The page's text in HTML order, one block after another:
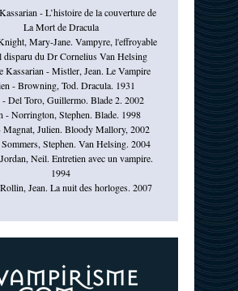
- L’histoire de la couverture de
La Mort de Dracula
Mary-Jane. Vampyre, l'effroyable
disparu du Dr Cornelius Van Helsing
Kassarian - Mistler, Jean. Le Vampire
- Browning, Tod. Dracula. 1931
- Del Toro, Guillermo. Blade 2. 2002
- Norrington, Stephen. Blade. 1998
Magnat, Julien. Bloody Mallory, 2002
Stephen. Van Helsing. 2004
Neil. Entretien avec un vampire.
1994
Jean. La nuit des horloges. 2007